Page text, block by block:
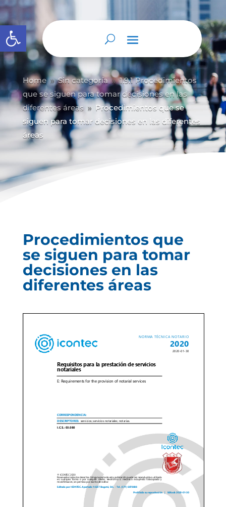
Abrir barra de herramientas
Home 9 Sin categoría 9 1.9.1 Procedimientos
que se siguen para tomar decisiones en las
diferentes áreas 9
Procedimientos que se
siguen para tomar decisiones en las diferentes
áreas
Procedimientos que
se siguen para tomar
decisiones en las
diferentes áreas